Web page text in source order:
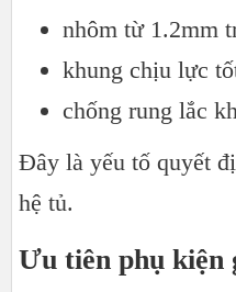
nhôm từ 1.2mm
khung chịu lực
chống rung lắc
Đây là yếu tố quyết
hệ tủ.
Ưu tiên phụ kiện